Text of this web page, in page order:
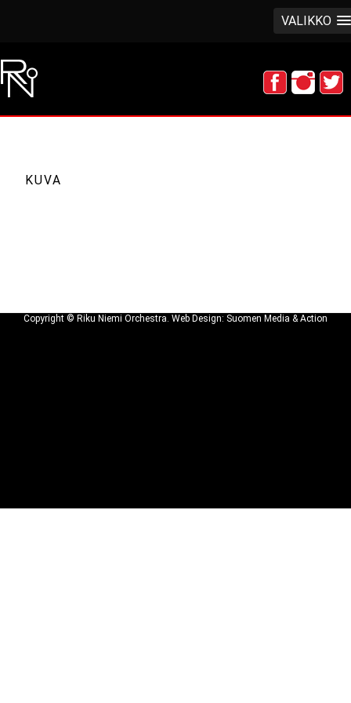
VALIKKO
KUVA
Copyright © Riku Niemi Orchestra. Web Design: Suomen Media & Action